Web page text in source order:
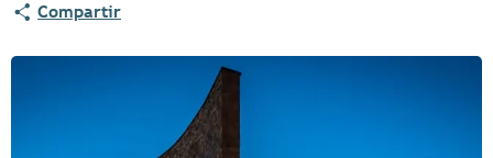
Compartir